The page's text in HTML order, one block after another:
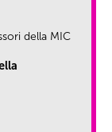
della MIC